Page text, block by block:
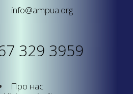
info@ampua.org
329 3959
Про нас